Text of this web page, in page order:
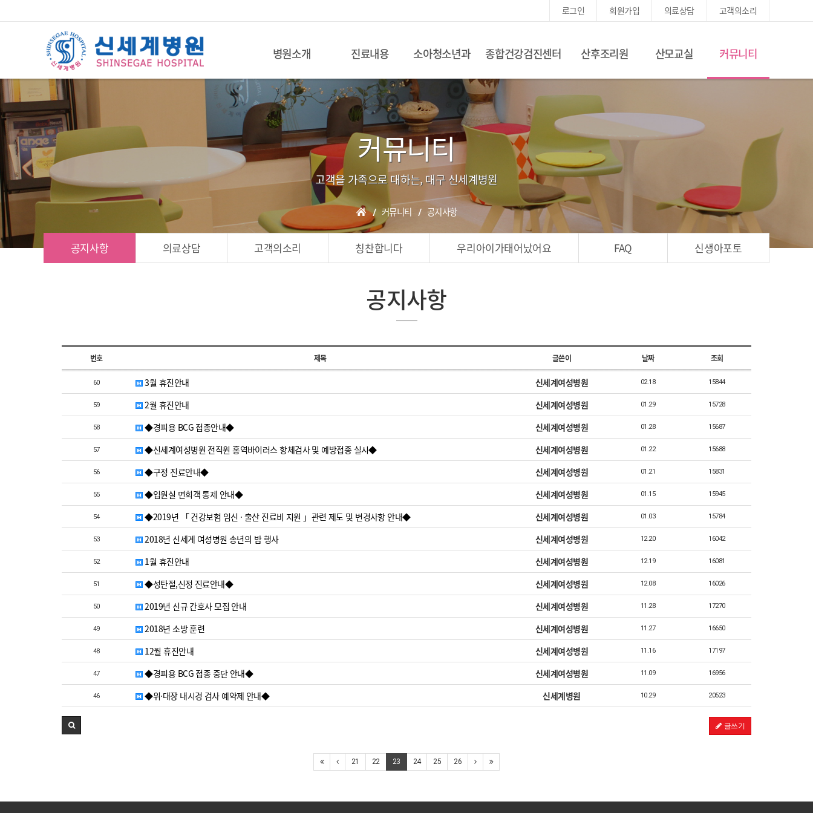
로그인 회원가입 의료상담 고객의소리
병원소개 진료내용 소아청소년과 종합건강검진센터 산후조리원 산모교실 커뮤니티
커뮤니티
고객을 가족으로 대하는, 대구 신세계병원
커뮤니티 공지사항
공지사항 의료상담 고객의소리 칭찬합니다 우리아이가태어났어요 FAQ 신생아포토
공지사항
번호 제목 글쓴이 날짜 조회
60 3월 휴진안내 신세계여성병원 02.18 15844
59 2월 휴진안내 신세계여성병원 01.29 15728
58 ◆경피용 BCG 접종안내◆ 신세계여성병원 01.28 15687
57 ◆신세계여성병원 전직원 홍역바이러스 항체검사 및 예방접종 실시◆ 신세계여성병원 01.22 15688
56 ◆구정 진료안내◆ 신세계여성병원 01.21 15831
55 ◆입원실 면회객 통제 안내◆ 신세계여성병원 01.15 15945
54 ◆2019년 「 건강보험 임신 · 출산 진료비 지원 」관련 제도 및 변경사항 안내◆ 신세계여성병원 01.03 15784
53 2018년 신세계 여성병원 송년의 밤 행사 신세계여성병원 12.20 16042
52 1월 휴진안내 신세계여성병원 12.19 16081
51 ◆성탄절,신정 진료안내◆ 신세계여성병원 12.08 16026
50 2019년 신규 간호사 모집 안내 신세계여성병원 11.28 17270
49 2018년 소방 훈련 신세계여성병원 11.27 16650
48 12월 휴진안내 신세계여성병원 11.16 17197
47 ◆경피용 BCG 접종 중단 안내◆ 신세계여성병원 11.09 16956
46 ◆위·대장 내시경 검사 예약제 안내◆ 신세계병원 10.29 20523
글쓰기
21 22 23 24 25 26